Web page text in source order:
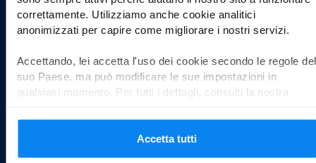
correttamente. Utilizziamo anche cookie analitici
anonimizzati per capire come migliorare i nostri servizi.
Accettando, lei accetta l'uso dei cookie secondo le regole del
suo Paese, ma può modificare le sue impostazioni in
qualsiasi momento. Per tutti i dettagli, consulti la nostra
Accetta tutti
Modalità di trasporto
Car valet
Parcheggio con bus navetta
Domande frequenti